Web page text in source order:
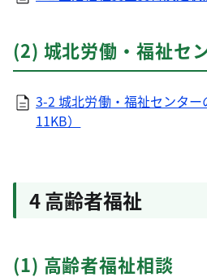
(2) 城北労働・福祉セ
3-2 城北労働・福祉センター
11KB）
4 高齢者福祉
(1) 高齢者福祉相談